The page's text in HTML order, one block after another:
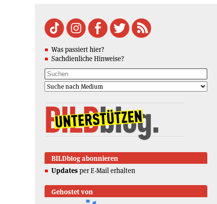
Was passiert hier?
Sachdienliche Hinweise?
BILDblog abonnieren
Updates per E-Mail erhalten
Gehostet von